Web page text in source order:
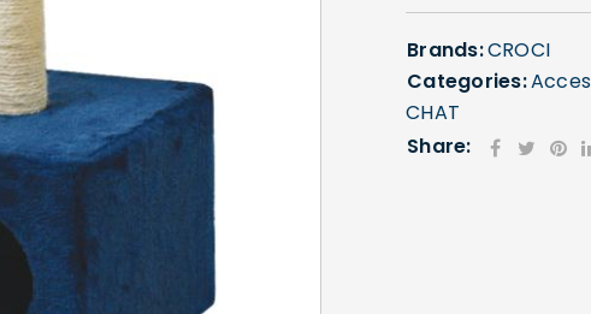
Brands:CROCI
Categories:
CHAT
Share: